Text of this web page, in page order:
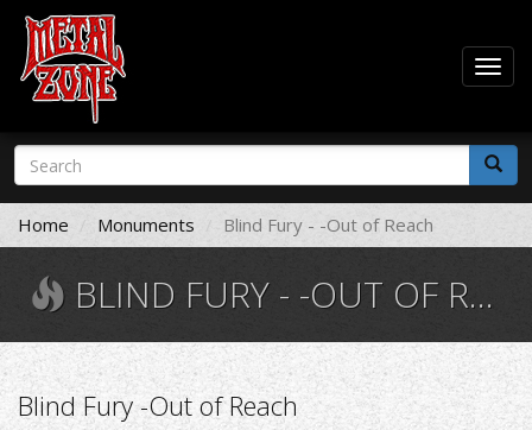
Skip
main
content
Search
form
Search
Home Monuments Blind Fury - -Out of Reach
BLIND FURY - -OUT OF REACH
Blind Fury -Out of Reach